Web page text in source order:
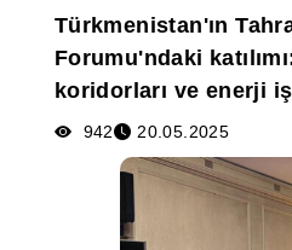
Yayınlar
Medya
Poster
Türkmenistan'ın
Forumu'ndaki
koridorları ve enerji
942 20.05.2025